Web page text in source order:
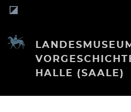
HALLE (SAALE)